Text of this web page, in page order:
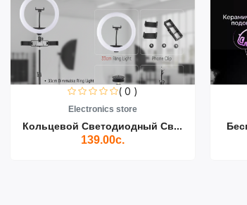
( 0 )
Electronics store
Кольцевой Светодиодный Св...
139.00с.